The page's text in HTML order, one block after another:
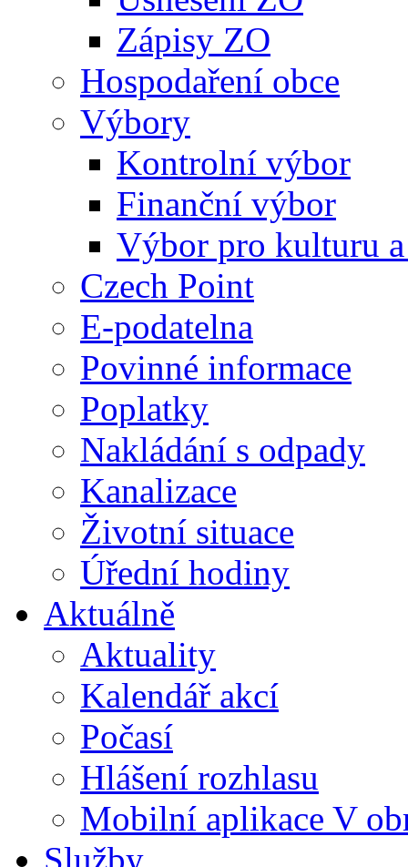
Zápisy ZO
Hospodaření obce
Výbory
Kontrolní výbor
Finanční výbor
Výbor pro kulturu
Czech Point
E-podatelna
Povinné informace
Poplatky
Nakládání s odpady
Kanalizace
Životní situace
Úřední hodiny
Aktuálně
Aktuality
Kalendář akcí
Počasí
Hlášení rozhlasu
Mobilní aplikace V
Služby